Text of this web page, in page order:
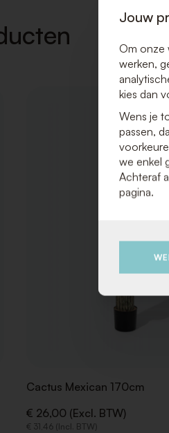
Cactus Mexican 170cm
€ 26,00 (Excl. BTW)
€ 31,46 (Incl. BTW)
Jouw
Om onze
werken,
kies dan
Wens je
passen,
we enkel
Achteraf
pagina.